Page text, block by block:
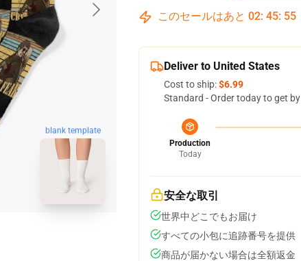
blank template
このセールはあと 02: 45: 54
Deliver to United States
Cost to ship:$6.99
Standard - Order today to get by
Production
Today
安全な取引
世界中どこでもお届け
すべての小包に追跡番号を提供
商品が届かない場合は全額返金